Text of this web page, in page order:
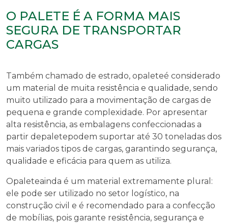
O PALETE É A FORMA MAIS
SEGURA DE TRANSPORTAR
CARGAS
Também chamado de estrado, opaleteé considerado
um material de muita resistência e qualidade, sendo
muito utilizado para a movimentação de cargas de
pequena e grande complexidade. Por apresentar
alta resistência, as embalagens confeccionadas a
partir depaletepodem suportar até 30 toneladas dos
mais variados tipos de cargas, garantindo segurança,
qualidade e eficácia para quem as utiliza.
Opaleteainda é um material extremamente plural:
ele pode ser utilizado no setor logístico, na
construção civil e é recomendado para a confecção
de mobílias, pois garante resistência, segurança e